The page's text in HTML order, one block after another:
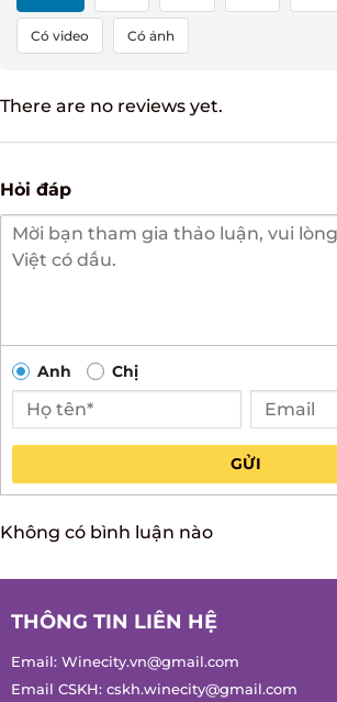
Tất cả 5 4 3 2
Có video Có ảnh
Hỏi đáp
Anh Chị
GỬI
Email:Winecity.vn@gmail.com